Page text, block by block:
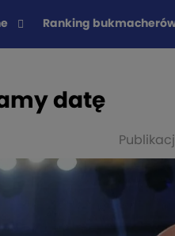
Ranking
datę